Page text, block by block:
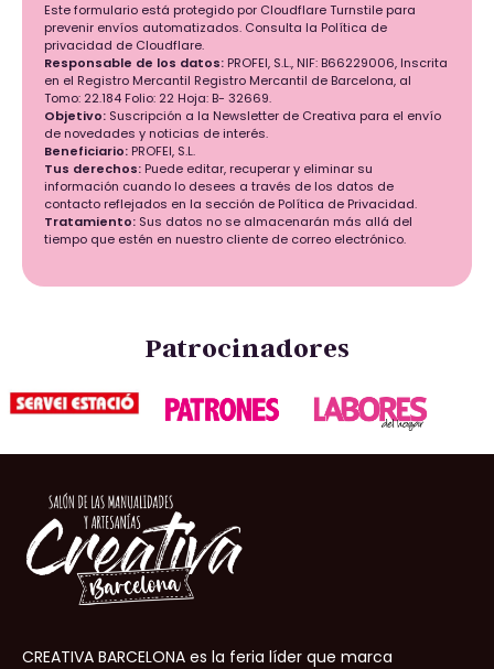
Este formulario está protegido por Cloudflare Turnstile para
prevenir envíos automatizados. Consulta la Política de
privacidad de Cloudflare.
Responsable de los datos: PROFEI, S.L., NIF: B66229006, Inscrita
en el Registro Mercantil Registro Mercantil de Barcelona, al
Tomo: 22.184 Folio: 22 Hoja: B- 32669.
Objetivo: Suscripción a la Newsletter de Creativa para el envío
de novedades y noticias de interés.
Beneficiario: PROFEI, S.L.
Tus derechos: Puede editar, recuperar y eliminar su
información cuando lo desees a través de los datos de
contacto reflejados en la sección de Política de Privacidad.
Tratamiento: Sus datos no se almacenarán más allá del
tiempo que estén en nuestro cliente de correo electrónico.
Patrocinadores
CREATIVA BARCELONA es la feria líder que marca